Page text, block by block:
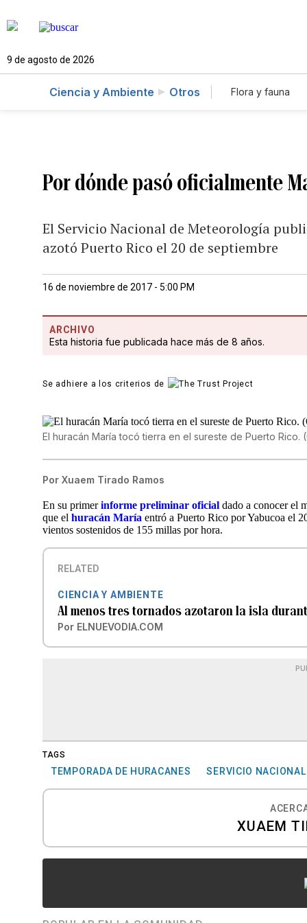
9 de agosto de 2026
Ciencia y Ambiente Otros Flora y fauna
Por dónde pasó oficialmente
El Servicio Nacional de Meteorología
azotó Puerto Rico el 20 de septiembre
16 de noviembre de 2017 - 5:00 PM
ARCHIVO
Esta historia fue publicada hace más de 8 años.
Se adhiere a los criterios de
El huracán María tocó tierra en el sureste de Puerto Rico.
Por Xuaem Tirado Ramos
En su primerinforme preliminar oficial dado a conocer el
que elhuracán Maríaentró a Puerto Rico por Yabucoa el
vientos sostenidos de 155 millas por hora.
RELATED
CIENCIA Y AMBIENTE
Al menos tres tornados azotaron la isla
Por ELNUEVODIA.COM
TAGS
TEMPORADA DE HURACANES SERVICIO
XUAEM